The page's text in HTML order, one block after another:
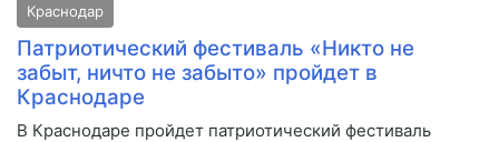
Краснодар
Патриотический фестиваль «Никто не
забыт, ничто не забыто» пройдет в
Краснодаре
В Краснодаре пройдет патриотический фестиваль